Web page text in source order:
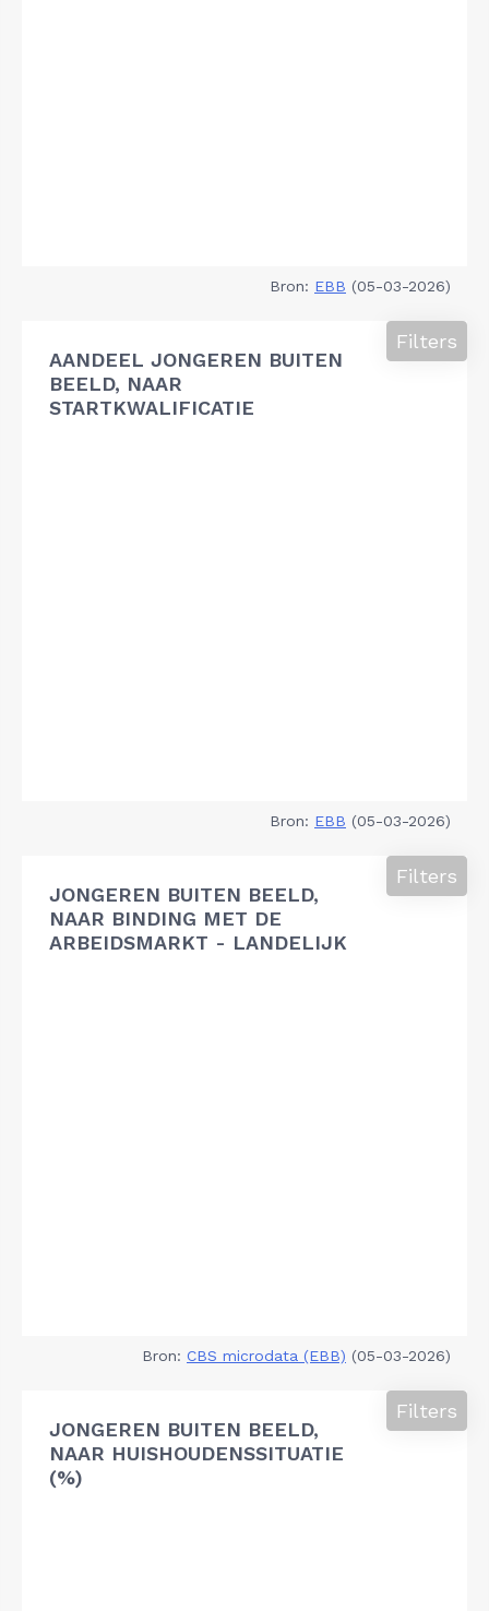
Bron: EBB (05-03-2026)
AANDEEL JONGEREN BUITEN
BEELD, NAAR
STARTKWALIFICATIE
Filters
Bron: EBB (05-03-2026)
JONGEREN BUITEN BEELD,
NAAR BINDING MET DE
ARBEIDSMARKT - LANDELIJK
Filters
Bron: CBS microdata (EBB) (05-03-2026)
JONGEREN BUITEN BEELD,
NAAR HUISHOUDENSSITUATIE
(%)
Filters